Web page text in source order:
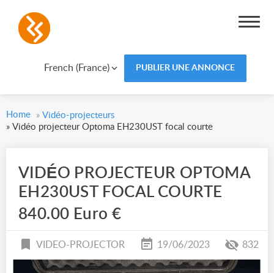
French (France) PUBLIER UNE ANNONCE
Home » Vidéo-projecteurs
» Vidéo projecteur Optoma EH230UST focal courte
VIDÉO PROJECTEUR OPTOMA
EH230UST FOCAL COURTE
840.00 Euro €
VIDEO-PROJECTOR 19/06/2023 832